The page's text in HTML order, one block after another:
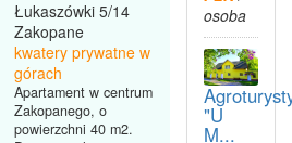
Łukaszówki 5/14
Zakopane
kwatery prywatne w
górach
Apartament w centrum
Zakopanego, o
powierzchni 40 m2.
osoba
"U
M...